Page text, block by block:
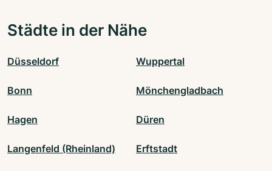
Städte in der Nähe
Düsseldorf Wuppertal
Bonn Mönchengladbach
Hagen Düren
Langenfeld (Rheinland) Erftstadt